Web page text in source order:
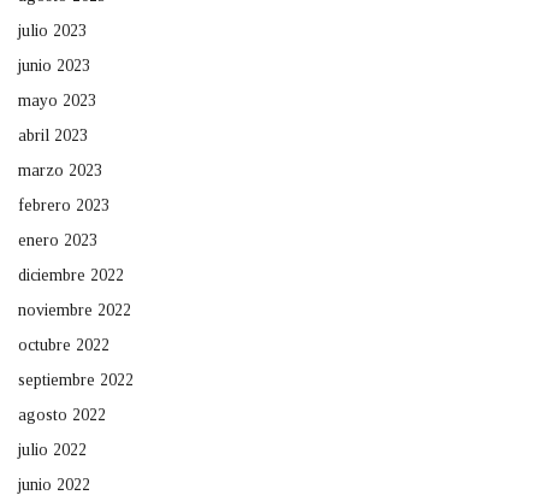
julio 2023
junio 2023
mayo 2023
abril 2023
marzo 2023
febrero 2023
enero 2023
diciembre 2022
noviembre 2022
octubre 2022
septiembre 2022
agosto 2022
julio 2022
junio 2022